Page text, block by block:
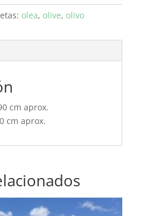
olea, olive, olivo
cm aprox.
cm aprox.